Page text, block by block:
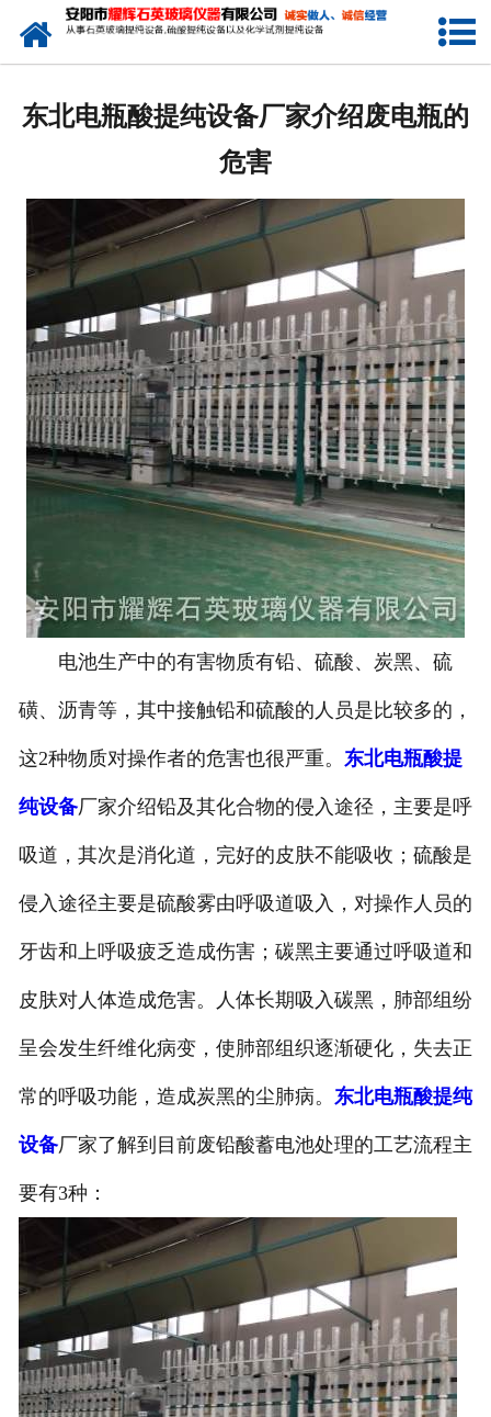
网站首页
产品中心
生产设备
工程业绩
发货展示
联系我们
东北电瓶酸提纯设备厂家介绍废电瓶的
危害
电池生产中的有害物质有铅、硫酸、炭黑、硫
磺、沥青等，其中接触铅和硫酸的人员是比较多的，
这2种物质对操作者的危害也很严重。 东北电瓶酸提
纯设备厂家介绍铅及其化合物的侵入途径，主要是呼
吸道，其次是消化道，完好的皮肤不能吸收；硫酸是
侵入途径主要是硫酸雾由呼吸道吸入，对操作人员的
牙齿和上呼吸疲乏造成伤害；碳黑主要通过呼吸道和
皮肤对人体造成危害。人体长期吸入碳黑，肺部组纷
呈会发生纤维化病变，使肺部组织逐渐硬化，失去正
常的呼吸功能，造成炭黑的尘肺病。 东北电瓶酸提纯
设备厂家了解到目前废铅酸蓄电池处理的工艺流程主
要有3种：